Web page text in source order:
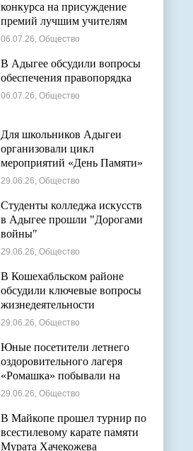
конкурса на присуждение
премий лучшим учителям
06.07.26, Общество
В Адыгее обсудили вопросы
обеспечения правопорядка
06.07.26, Общество
Для школьников Адыгеи
организовали цикл
мероприятий «День Памяти»
29.06.26, Общество
Студенты колледжа искусств
в Адыгее прошли "Дорогами
войны"
29.06.26, Общество
В Кошехабльском районе
обсудили ключевые вопросы
жизнедеятельности
муниципалитета
29.06.26, Общество
Юные посетители летнего
оздоровительного лагеря
«Ромашка» побывали на
экскурсии в Дондуковском
29.06.26, Общество
В Майкопе прошел турнир по
всестилевому карате памяти
Мурата Хачекожева